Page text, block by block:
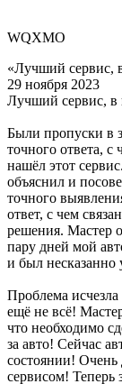
WQXMO
«Лучший сервис,
29 ноября 2023
Лучший сервис, в
Были пропуски в
точного ответа, с
нашёл этот
объяснил и
точного
ответ, с чем
решения. Мастер
пару дней мой
и был несказанно
Проблема исчезла
ещё не всё!
что необходимо
за авто! Сейчас
состоянии! Очень
сервисом! Теперь